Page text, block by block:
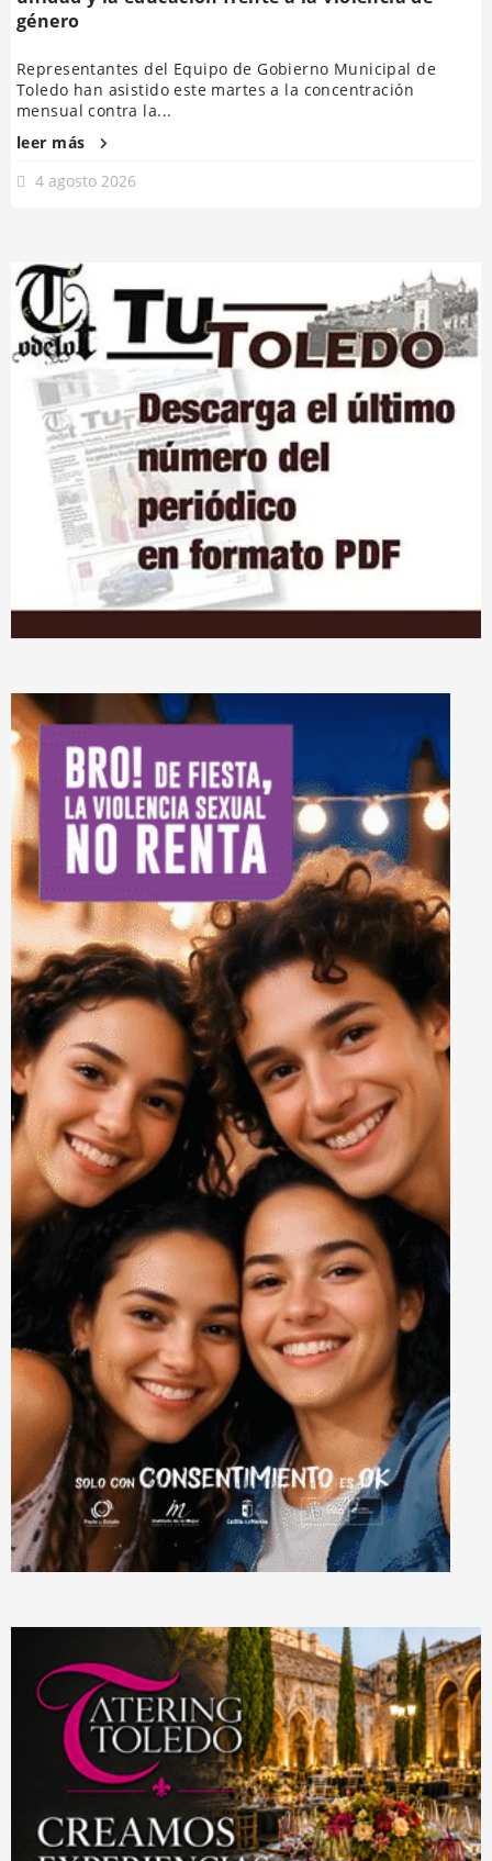
género
Representantes del Equipo de Gobierno Municipal de
Toledo han asistido este martes a la concentración
mensual contra la...
leer más
4 agosto 2026